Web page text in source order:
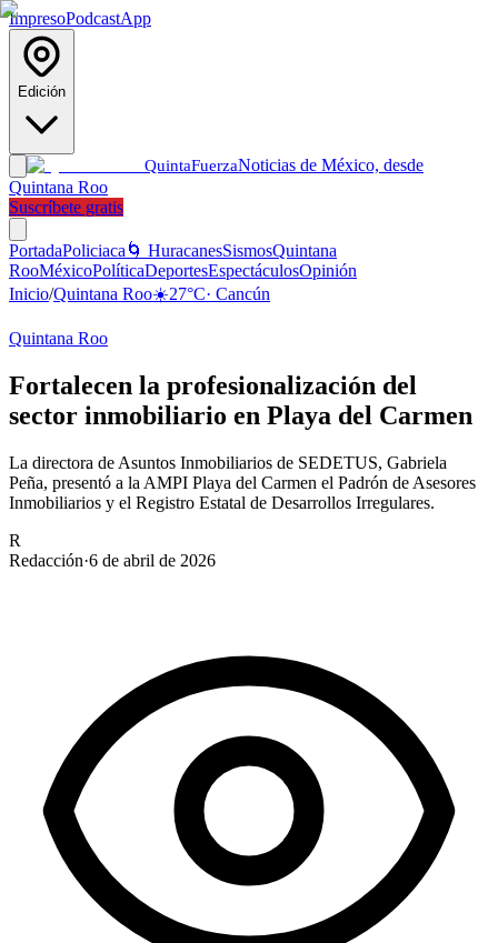
ImpresoPodcastApp
Edición
QuintaFuerzaNoticias de México, desde
Quintana Roo
Suscríbete gratis
PortadaPoliciaca 🌀 HuracanesSismosQuintana
RooMéxicoPolíticaDeportesEspectáculosOpinión
Inicio/Quintana Roo☀️27°C· Cancún
Quintana Roo
Fortalecen la profesionalización del
sector inmobiliario en Playa del Carmen
La directora de Asuntos Inmobiliarios de SEDETUS, Gabriela
Peña, presentó a la AMPI Playa del Carmen el Padrón de Asesores
Inmobiliarios y el Registro Estatal de Desarrollos Irregulares.
R
Redacción·6 de abril de 2026